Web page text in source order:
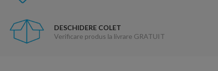
DESCHIDERE COLET
Verificare produs la livrare GRATUIT